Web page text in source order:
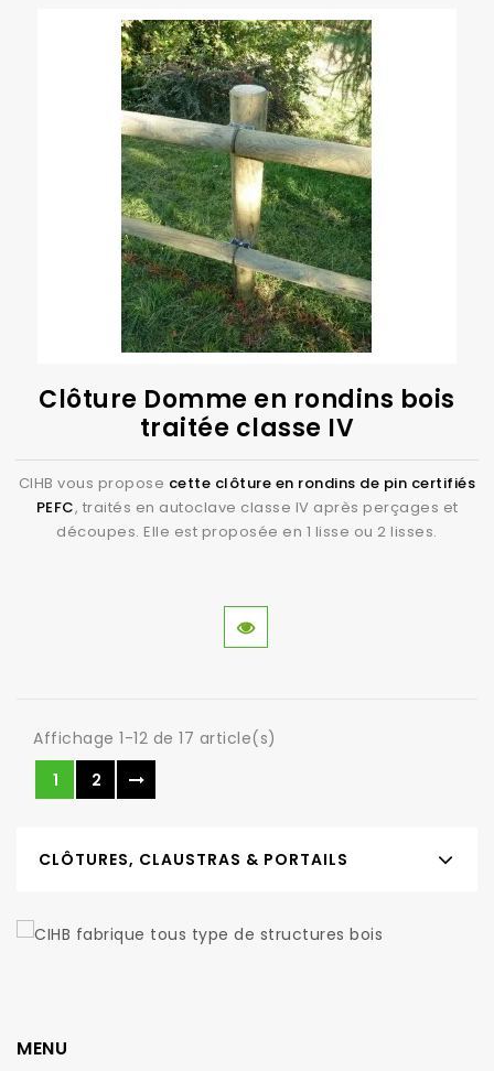
Clôture Domme en rondins bois
traitée classe IV
CIHB vous propose cette clôture en rondins de pin certifiés
PEFC, traités en autoclave classe IV après perçages et
découpes. Elle est proposée en 1 lisse ou 2 lisses.
Affichage 1-12 de 17 article(s)
1
2
CLÔTURES, CLAUSTRAS & PORTAILS
MENU